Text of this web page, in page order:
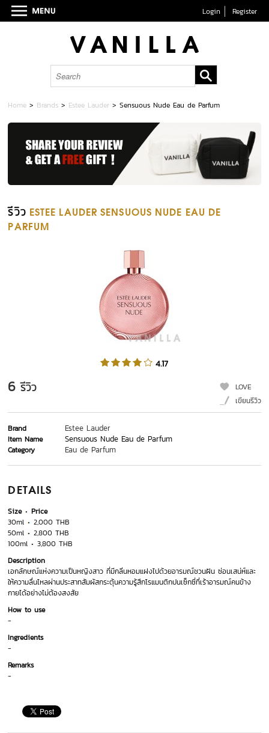
Login Register
Home > Brands > Estee Lauder >Sensuous Nude Eau de Parfum
รีวิว ESTEE LAUDER SENSUOUS NUDE EAU DE
PARFUM
4.17
6 รีวิว
LOVE
เขียนรีวิว
Brand Estee Lauder
Item Name Sensuous Nude Eau de Parfum
Category Eau de Parfum
DETAILS
Size
Price
30ml
2,000 THB
50ml
2,800 THB
100ml
3,800 THB
Description
เอกลักษณ์แห่งความเป็นหญิงสาว ที่มีกลิ่นหอมแฝงไปด้วยอารมณ์ชวนฝัน ซ่อนเสน่ห์และ
ให้ความลื่นไหลผ่านประสาทสัมผัสกระตุ้นความรู้สึกโรแมนติกปนเซ็กซี่ที่เร้าอารมณ์คนข้าง
กายได้อย่างไม่ต้องสงสัย
How to use
-
Ingredients
-
Remarks
-